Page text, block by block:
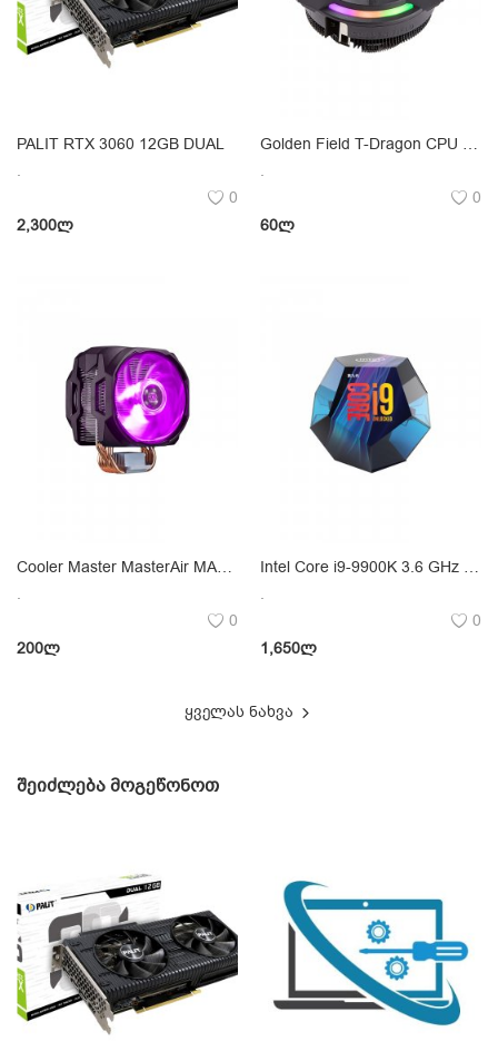
PALIT RTX 3060 12GB DUAL
.
0
2,300ლ
Golden Field T-Dragon CPU Universal Cooler 90W
.
0
60ლ
Cooler Master MasterAir MA610P
.
0
200ლ
Intel Core i9-9900K 3.6 GHz LGA 1151
.
0
1,650ლ
ყველას ნახვა
ᲨᲔᲘᲫᲚᲔᲑᲐ ᲛᲝᲒᲔᲬᲝᲜᲝᲗ